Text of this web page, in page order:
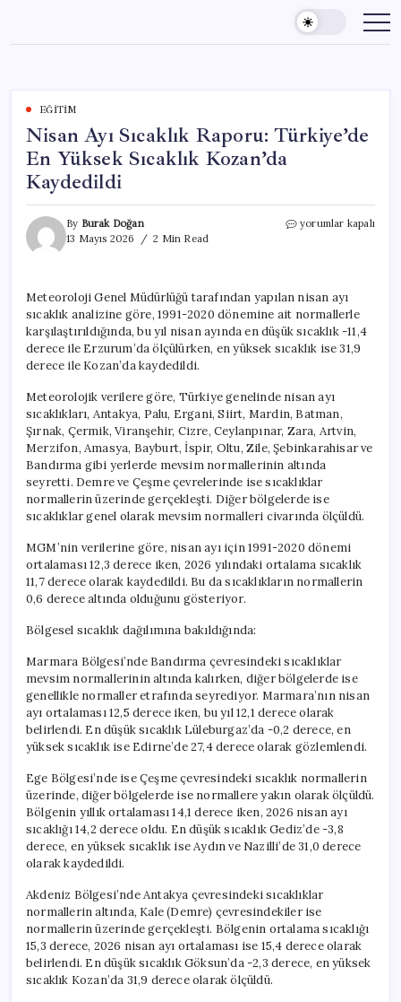
content
EĞITIM
Nisan Ayı Sıcaklık Raporu: Türkiye’de
En Yüksek Sıcaklık Kozan’da
Kaydedildi
By Burak Doğan
13 Mayıs 2026
2 Min Read
Nisan
En
Yüksek
Sıcaklık
Kozan’da
yorumlar kapalı
Meteoroloji Genel Müdürlüğü tarafından yapılan nisan ayı
sıcaklık analizine göre, 1991-2020 dönemine ait normallerle
karşılaştırıldığında, bu yıl nisan ayında en düşük sıcaklık -11,4
derece ile Erzurum’da ölçülürken, en yüksek sıcaklık ise 31,9
derece ile Kozan’da kaydedildi.
Meteorolojik verilere göre, Türkiye genelinde nisan ayı
sıcaklıkları, Antakya, Palu, Ergani, Siirt, Mardin, Batman,
Şırnak, Çermik, Viranşehir, Cizre, Ceylanpınar, Zara, Artvin,
Merzifon, Amasya, Bayburt, İspir, Oltu, Zile, Şebinkarahisar ve
Bandırma gibi yerlerde mevsim normallerinin altında
seyretti. Demre ve Çeşme çevrelerinde ise sıcaklıklar
normallerin üzerinde gerçekleşti. Diğer bölgelerde ise
sıcaklıklar genel olarak mevsim normalleri civarında ölçüldü.
MGM’nin verilerine göre, nisan ayı için 1991-2020 dönemi
ortalaması 12,3 derece iken, 2026 yılındaki ortalama sıcaklık
11,7 derece olarak kaydedildi. Bu da sıcaklıkların normallerin
0,6 derece altında olduğunu gösteriyor.
Bölgesel sıcaklık dağılımına bakıldığında:
Marmara Bölgesi’nde Bandırma çevresindeki sıcaklıklar
mevsim normallerinin altında kalırken, diğer bölgelerde ise
genellikle normaller etrafında seyrediyor. Marmara’nın nisan
ayı ortalaması 12,5 derece iken, bu yıl 12,1 derece olarak
belirlendi. En düşük sıcaklık Lüleburgaz’da -0,2 derece, en
yüksek sıcaklık ise Edirne’de 27,4 derece olarak gözlemlendi.
Ege Bölgesi’nde ise Çeşme çevresindeki sıcaklık normallerin
üzerinde, diğer bölgelerde ise normallere yakın olarak ölçüldü.
Bölgenin yıllık ortalaması 14,1 derece iken, 2026 nisan ayı
sıcaklığı 14,2 derece oldu. En düşük sıcaklık Gediz’de -3,8
derece, en yüksek sıcaklık ise Aydın ve Nazilli’de 31,0 derece
olarak kaydedildi.
Akdeniz Bölgesi’nde Antakya çevresindeki sıcaklıklar
normallerin altında, Kale (Demre) çevresindekiler ise
normallerin üzerinde gerçekleşti. Bölgenin ortalama sıcaklığı
15,3 derece, 2026 nisan ayı ortalaması ise 15,4 derece olarak
belirlendi. En düşük sıcaklık Göksun’da -2,3 derece, en yüksek
sıcaklık Kozan’da 31,9 derece olarak ölçüldü.